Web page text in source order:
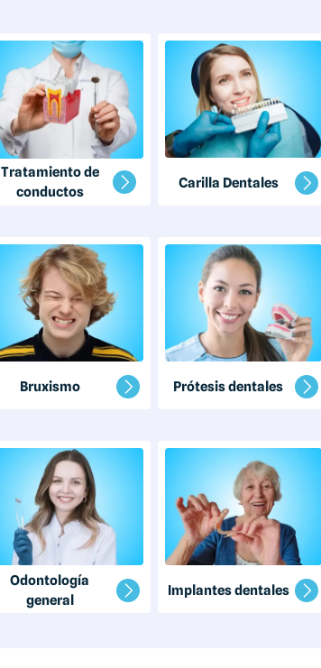
Tratamiento de
conductos
Carilla Dentales
Bruxismo Prótesis dentales
Odontología
general
Implantes dentales